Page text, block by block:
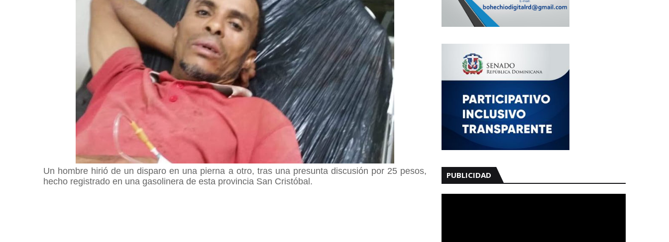
Un hombre hirió de un disparo en una pierna a otro, tras una presunta discusión por 25 pesos,
hecho registrado en una gasolinera de esta provincia San Cristóbal.
PUBLICIDAD